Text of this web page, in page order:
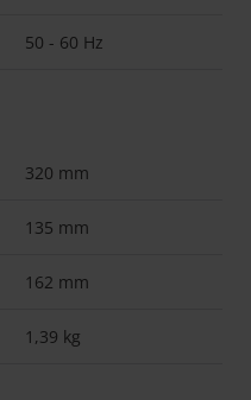
50 - 60 Hz
320 mm
135 mm
162 mm
1,39 kg